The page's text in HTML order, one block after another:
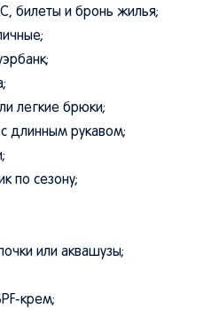
билеты и бронь жилья;
легкие брюки;
длинным рукавом;
по сезону;
или аквашузы;
крем;